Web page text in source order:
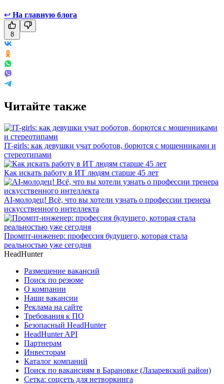
↩ На главную блога
8
Читайте также
IT-girls: как девушки учат роботов, борются с мошенниками и
стереотипами
Как искать работу в ИТ людям старше 45 лет
AI-молодец! Всё, что вы хотели узнать о профессии тренера
искусственного интеллекта
Промпт-инженер: профессия будущего, которая стала
реальностью уже сегодня
HeadHunter
Размещение вакансий
Поиск по резюме
О компании
Наши вакансии
Реклама на сайте
Требования к ПО
Безопасный HeadHunter
HeadHunter API
Партнерам
Инвесторам
Каталог компаний
Поиск по вакансиям в Барановке (Лазаревский район)
Сетка: соцсеть для нетворкинга